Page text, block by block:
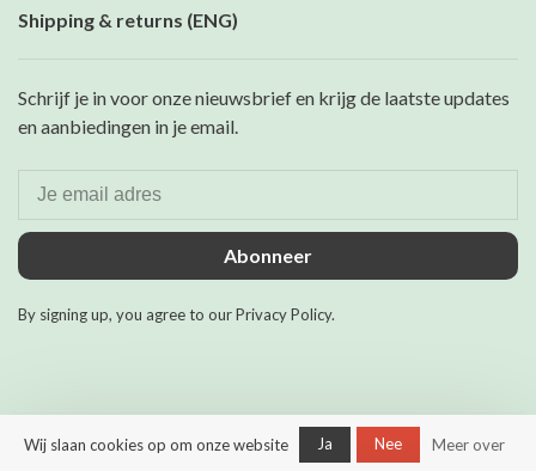
Shipping & returns (ENG)
Schrijf je in voor onze nieuwsbrief en krijg de laatste updates
en aanbiedingen in je email.
Abonneer
By signing up, you agree to our Privacy Policy.
© Copyright 2026 Maurits &
Wij slaan cookies op om onze website Ja Nee Meer over